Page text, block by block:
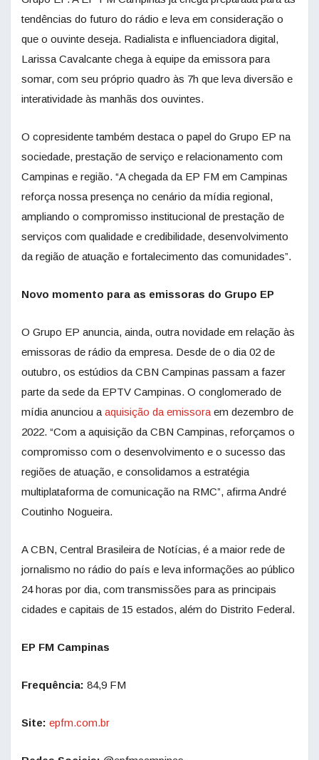
tendências do futuro do rádio e leva em consideração o
que o ouvinte deseja. Radialista e influenciadora digital,
Larissa Cavalcante chega à equipe da emissora para
somar, com seu próprio quadro às 7h que leva diversão e
interatividade às manhãs dos ouvintes.
O copresidente também destaca o papel do Grupo EP na
sociedade, prestação de serviço e relacionamento com
Campinas e região. “A chegada da EP FM em Campinas
reforça nossa presença no cenário da mídia regional,
ampliando o compromisso institucional de prestação de
serviços com qualidade e credibilidade, desenvolvimento
da região de atuação e fortalecimento das comunidades”.
Novo momento para as emissoras do Grupo EP
O Grupo EP anuncia, ainda, outra novidade em relação às
emissoras de rádio da empresa. Desde de o dia 02 de
outubro, os estúdios da CBN Campinas passam a fazer
parte da sede da EPTV Campinas. O conglomerado de
mídia anunciou a aquisição da emissora em dezembro de
2022. “Com a aquisição da CBN Campinas, reforçamos o
compromisso com o desenvolvimento e o sucesso das
regiões de atuação, e consolidamos a estratégia
multiplataforma de comunicação na RMC”, afirma André
Coutinho Nogueira.
A CBN, Central Brasileira de Notícias, é a maior rede de
jornalismo no rádio do país e leva informações ao público
24 horas por dia, com transmissões para as principais
cidades e capitais de 15 estados, além do Distrito Federal.
EP FM Campinas
Frequência: 84,9 FM
Site: epfm.com.br